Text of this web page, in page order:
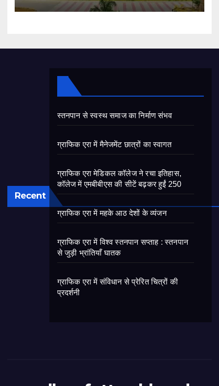
Recent
स्तनपान से स्वस्थ समाज का निर्माण संभव
ग्राफिक एरा में मैनेजमेंट छात्रों का स्वागत
ग्राफिक एरा मेडिकल कॉलेज ने रचा इतिहास,
कॉलेज में एमबीबीएस की सीटें बढ़कर हुईं 250
ग्राफिक एरा में महके आठ देशों के व्यंजन
ग्राफिक एरा में विश्व स्तनपान सप्ताह : स्तनपान
से जुड़ी भ्रांतियाँ घातक
ग्राफिक एरा में संविधान से प्रेरित चित्रों की
प्रदर्शनी